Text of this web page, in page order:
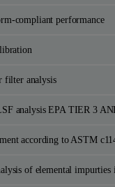
compliant performance
filter analysis
analysis EPA TIER 3
according to ASTM
of elemental impurties